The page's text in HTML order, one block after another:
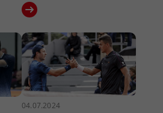
04.07.2024